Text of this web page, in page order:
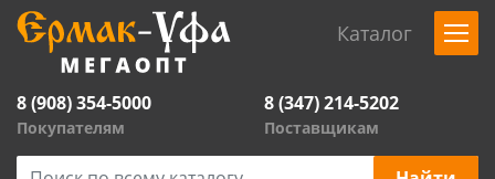
Каталог
8 (908) 354-5000
Покупателям
8 (347) 214-5202
Поставщикам